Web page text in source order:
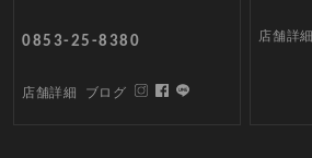
0853-25-8380
店舗詳細 ブログ
店舗詳細